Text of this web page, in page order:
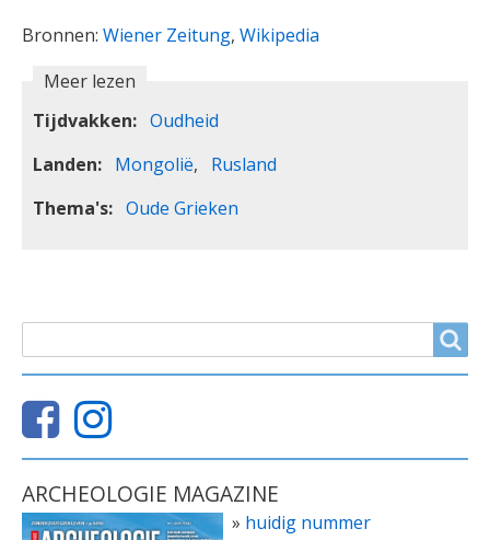
Bronnen: Wiener Zeitung, Wikipedia
Meer lezen
Tijdvakken
Oudheid
Landen
Mongolië
Rusland
Thema's
Oude Grieken
ZOEKVELD
ARCHEOLOGIE MAGAZINE
» huidig nummer